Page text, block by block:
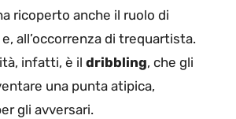
ricoperto anche il ruolo di
all’occorrenza di trequartista.
infatti, è il dribbling, che gli
una punta atipica,
gli avversari.